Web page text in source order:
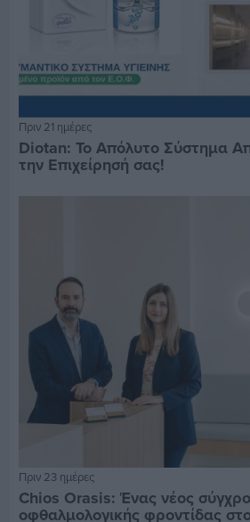
Πριν 21 ημέρες
Diotan: Το Απόλυτο Σύστημα
την Επιχείρησή σας!
Πριν 23 ημέρες
Chios Orasis: Ένας νέος
οφθαλμολογικής φροντίδας